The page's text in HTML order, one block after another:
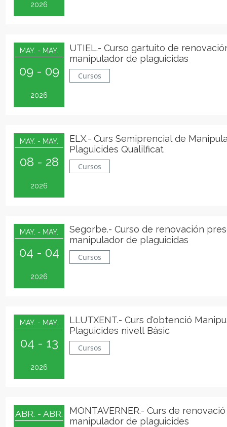
2026
MAY. - MAY.
09 - 09
2026
UTIEL.- Curso gartuito de
manipulador de plaguicidas
Cursos
MAY. - MAY.
08 - 28
2026
ELX.- Curs Semiprencial de
Plaguicides Qualilficat
Cursos
MAY. - MAY.
04 - 04
2026
Segorbe.- Curso de renovación
manipulador de plaguicidas
Cursos
MAY. - MAY.
04 - 13
2026
LLUTXENT.- Curs d'obtenció
Plaguicides nivell Bàsic
Cursos
ABR. - ABR.
MONTAVERNER.- Curs de
manipulador de plaguicides